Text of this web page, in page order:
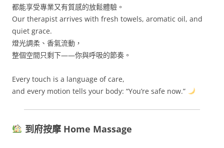
都能享受專業又有質感的放鬆體驗。
Our therapist arrives with fresh towels, aromatic oil, and
quiet grace.
燈光調柔、香氣流動，
整個空間只剩下——你與呼吸的節奏。
Every touch is a language of care,
and every motion tells your body: “You’re safe now.”
到府按摩 Home Massage